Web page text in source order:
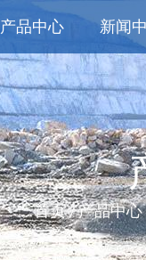
产品中心 新闻
首页/产品中心